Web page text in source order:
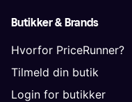
Butikker & Brands
Hvorfor PriceRunner?
Tilmeld din butik
Login for butikker